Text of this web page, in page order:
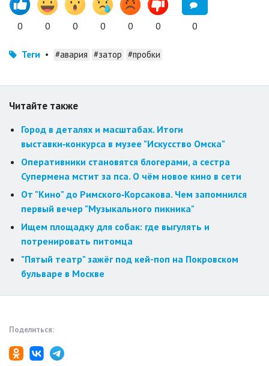
0 0 0 0 0 0 0
Теги • #авария #затор #пробки
Читайте также
Город в деталях и масштабах. Итоги
выставки‑конкурса в музее "Искусство Омска"
Оперативники становятся блогерами, а сестра
Супермена мстит за пса. О чём новое кино в сети
От "Кино" до Римского‑Корсакова. Чем запомнился
первый вечер "Музыкального пикника"
Ищем площадку для собак: где выгулять и
потренировать питомца
"Пятый театр" зажёг под кей-поп на Покровском
бульваре в Москве
Поделиться: